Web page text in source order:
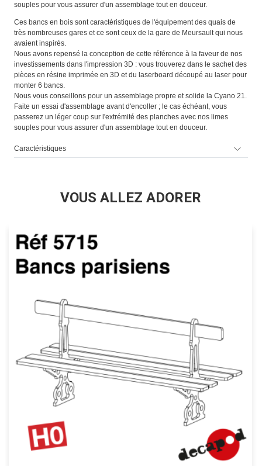
souples pour vous assurer d'un assemblage tout en douceur.
Ces bancs en bois sont caractéristiques de l'équipement des quais de
très nombreuses gares et ce sont ceux de la gare de Meursault qui nous
avaient inspirés.
Nous avons repensé la conception de cette référence à la faveur de nos
investissements dans l'impression 3D : vous trouverez dans le sachet des
pièces en résine imprimée en 3D et du laserboard découpé au laser pour
monter 6 bancs.
Nous vous conseillons pour un assemblage propre et solide la Cyano 21.
Faite un essai d'assemblage avant d'encoller ; le cas échéant, vous
passerez un léger coup sur l'extrémité des planches avec nos limes
souples pour vous assurer d'un assemblage tout en douceur.
Caractéristiques
VOUS ALLEZ ADORER